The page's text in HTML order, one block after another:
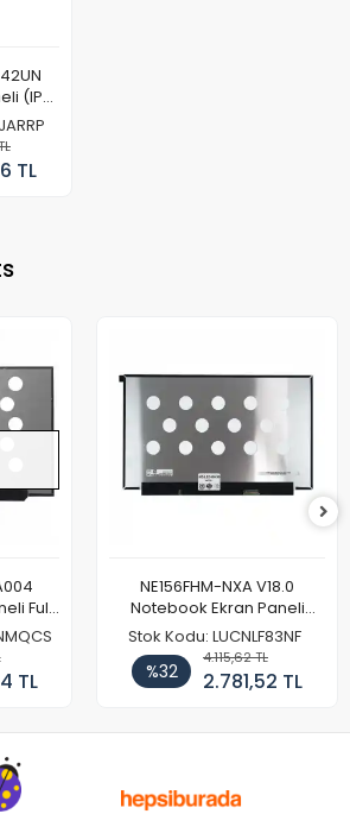
(IPS)
TL
Full
TL
NE156FHM-NXA V18.0
Notebook Ekran Paneli
144Hz
Stok Kodu: LUCNLF83NF
%32
4.115,62 TL
2.781,52 TL